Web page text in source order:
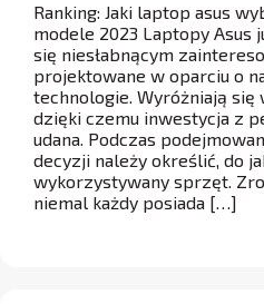
Ranking: Jaki laptop asus
modele 2023 Laptopy Asus
się niesłabnącym
projektowane w oparciu o
technologie. Wyróżniają się
dzięki czemu inwestycja z
udana. Podczas
decyzji należy określić, do
wykorzystywany sprzęt.
niemal każdy posiada […]